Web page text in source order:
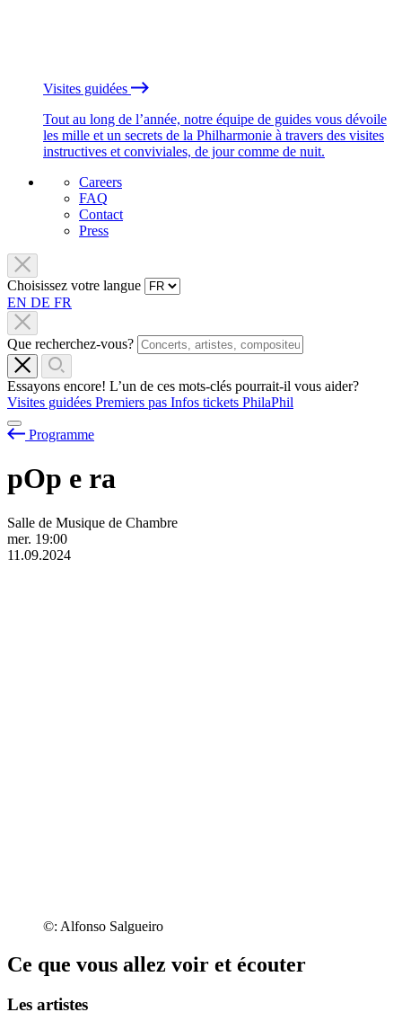
Visites guidées
Tout au long de l’année, notre équipe de guides vous dévoile
les mille et un secrets de la Philharmonie à travers des visites
instructives et conviviales, de jour comme de nuit.
Careers
FAQ
Contact
Press
Choisissez votre langue
EN DE FR
Que recherchez-vous?
Essayons encore! L’un de ces mots-clés pourrait-il vous aider?
Visites guidées Premiers pas Infos tickets PhilaPhil
Programme
pOp e ra
Salle de Musique de Chambre
mer. 19:00
11.09.2024
©: Alfonso Salgueiro
Ce que vous allez voir et écouter
Les artistes